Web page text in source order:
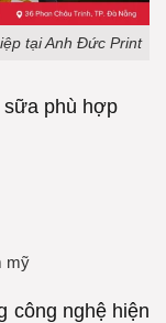
tại Anh Đức Print
sữa phù hợp
mỹ
công nghệ hiện